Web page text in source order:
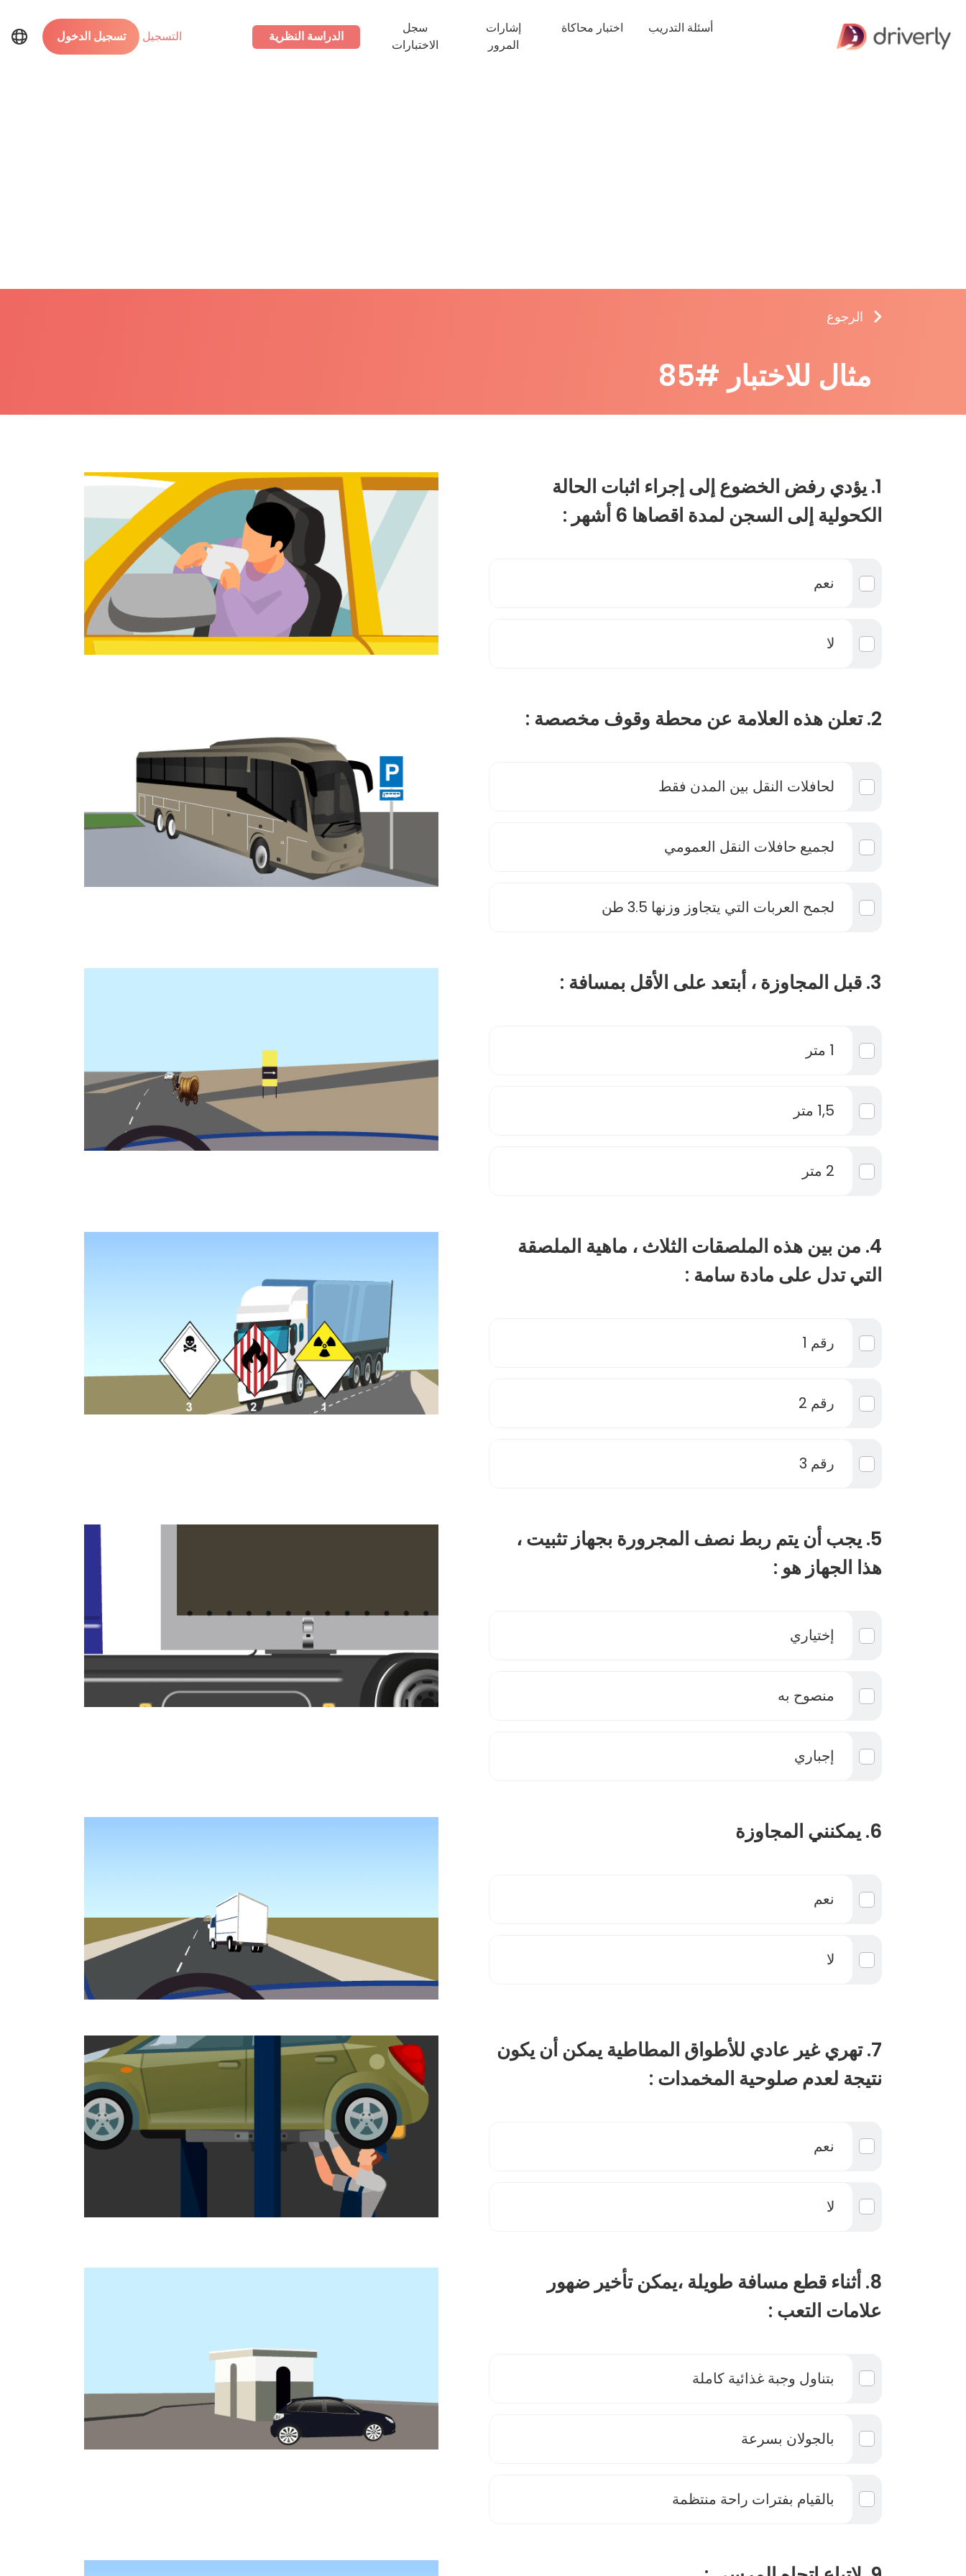
أسئلة التدريب اختبار محاكاة
إشارات
المرور
سجل
الاختبارات
الدراسة النظرية التسجيل تسجيل الدخول
الرجوع
مثال للاختبار #85
1. يؤدي رفض الخضوع إلى إجراء اثبات الحالة
الكحولية إلى السجن لمدة اقصاها 6 أشهر :
نعم
لا
2. تعلن هذه العلامة عن محطة وقوف مخصصة :
لحافلات النقل بين المدن فقط
لجميع حافلات النقل العمومي
لجمح العربات التي يتجاوز وزنها 3.5 طن
3. قبل المجاوزة ، أبتعد على الأقل بمسافة :
1 متر
1,5 متر
2 متر
4. من بين هذه الملصقات الثلاث ، ماهية الملصقة
التي تدل على مادة سامة :
رقم 1
رقم 2
رقم 3
5. يجب أن يتم ربط نصف المجرورة بجهاز تثبيت ،
هذا الجهاز هو :
إختياري
منصوح به
إجباري
6. يمكنني المجاوزة
نعم
لا
7. تهري غير عادي للأطواق المطاطية يمكن أن يكون
نتيجة لعدم صلوحية المخمدات :
نعم
لا
8. أثناء قطع مسافة طويلة ،يمكن تأخير ضهور
علامات التعب :
بتناول وجبة غذائية كاملة
بالجولان بسرعة
بالقيام بفترات راحة منتظمة